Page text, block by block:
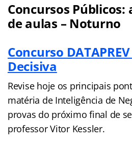
Concursos Públicos:
de aulas – Noturno
Concurso
Decisiva
Revise hoje os principais
matéria de Inteligência de
provas do próximo final de
professor Vitor Kessler.